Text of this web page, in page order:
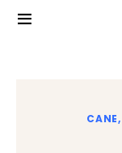
CANE